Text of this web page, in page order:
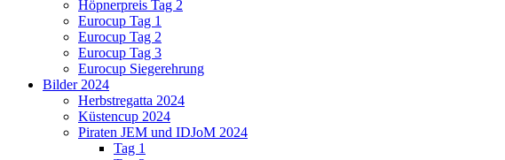
Höpnerpreis Tag 2
Eurocup Tag 1
Eurocup Tag 2
Eurocup Tag 3
Eurocup Siegerehrung
Bilder 2024
Herbstregatta 2024
Küstencup 2024
Piraten JEM und IDJoM 2024
Tag 1